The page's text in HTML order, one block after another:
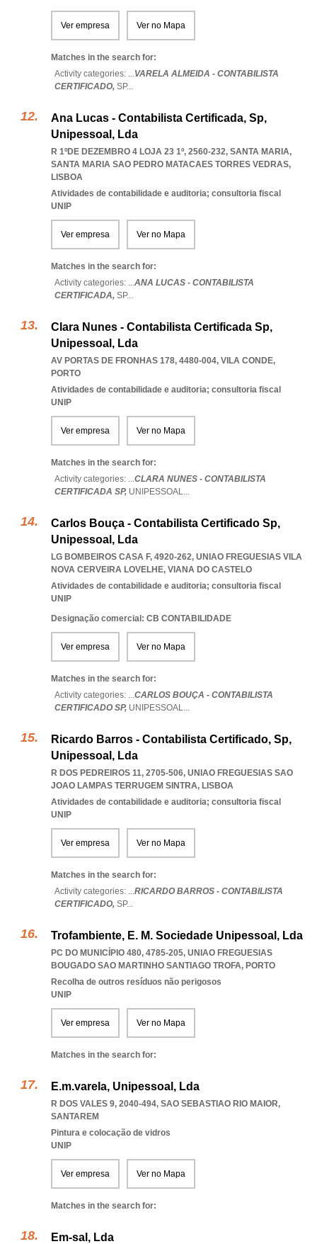
Ver empresa Ver no Mapa
Matches in the search for:
Activity categories: ...VARELA ALMEIDA - CONTABILISTA
CERTIFICADO, SP...
Ana Lucas - Contabilista Certificada, Sp,
Unipessoal, Lda
R 1ºDE DEZEMBRO 4 LOJA 23 1º, 2560-232, SANTA MARIA,
SANTA MARIA SAO PEDRO MATACAES TORRES VEDRAS,
LISBOA
Atividades de contabilidade e auditoria; consultoria fiscal
UNIP
Ver empresa Ver no Mapa
Matches in the search for:
Activity categories: ...ANA LUCAS - CONTABILISTA
CERTIFICADA, SP...
Clara Nunes - Contabilista Certificada Sp,
Unipessoal, Lda
AV PORTAS DE FRONHAS 178, 4480-004, VILA CONDE,
PORTO
Atividades de contabilidade e auditoria; consultoria fiscal
UNIP
Ver empresa Ver no Mapa
Matches in the search for:
Activity categories: ...CLARA NUNES - CONTABILISTA
CERTIFICADA SP, UNIPESSOAL...
Carlos Bouça - Contabilista Certificado Sp,
Unipessoal, Lda
LG BOMBEIROS CASA F, 4920-262, UNIAO FREGUESIAS VILA
NOVA CERVEIRA LOVELHE, VIANA DO CASTELO
Atividades de contabilidade e auditoria; consultoria fiscal
UNIP
Designação comercial: CB CONTABILIDADE
Ver empresa Ver no Mapa
Matches in the search for:
Activity categories: ...CARLOS BOUÇA - CONTABILISTA
CERTIFICADO SP, UNIPESSOAL...
Ricardo Barros - Contabilista Certificado, Sp,
Unipessoal, Lda
R DOS PEDREIROS 11, 2705-506, UNIAO FREGUESIAS SAO
JOAO LAMPAS TERRUGEM SINTRA, LISBOA
Atividades de contabilidade e auditoria; consultoria fiscal
UNIP
Ver empresa Ver no Mapa
Matches in the search for:
Activity categories: ...RICARDO BARROS - CONTABILISTA
CERTIFICADO, SP...
Trofambiente, E. M. Sociedade Unipessoal, Lda
PC DO MUNICÍPIO 480, 4785-205, UNIAO FREGUESIAS
BOUGADO SAO MARTINHO SANTIAGO TROFA, PORTO
Recolha de outros resíduos não perigosos
UNIP
Ver empresa Ver no Mapa
Matches in the search for:
E.m.varela, Unipessoal, Lda
R DOS VALES 9, 2040-494, SAO SEBASTIAO RIO MAIOR,
SANTAREM
Pintura e colocação de vidros
UNIP
Ver empresa Ver no Mapa
Matches in the search for:
Em-sal, Lda